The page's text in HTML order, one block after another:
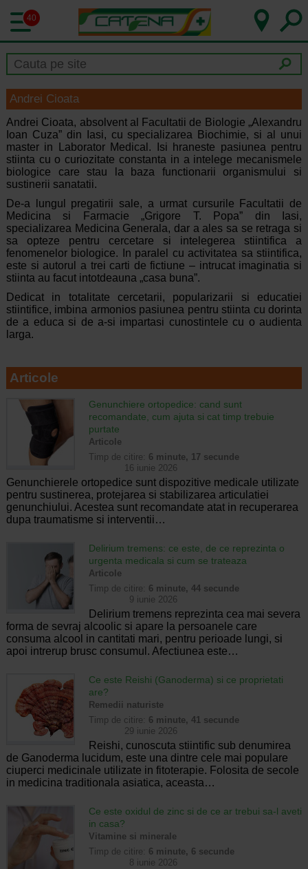
40
Andrei Cioata
Andrei Cioata, absolvent al Facultatii de Biologie „Alexandru
Ioan Cuza” din Iasi, cu specializarea Biochimie, si al unui
master in Laborator Medical. Isi hraneste pasiunea pentru
stiinta cu o curiozitate constanta in a intelege mecanismele
biologice care stau la baza functionarii organismului si
sustinerii sanatatii.
De-a lungul pregatirii sale, a urmat cursurile Facultatii de
Medicina si Farmacie „Grigore T. Popa” din Iasi,
specializarea Medicina Generala, dar a ales sa se retraga si
sa opteze pentru cercetare si intelegerea stiintifica a
fenomenelor biologice. In paralel cu activitatea sa stiintifica,
este si autorul a trei carti de fictiune – intrucat imaginatia si
stiinta au facut intotdeauna „casa buna”.
Dedicat in totalitate cercetarii, popularizarii si educatiei
stiintifice, imbina armonios pasiunea pentru stiinta cu dorinta
de a educa si de a-si impartasi cunostintele cu o audienta
larga.
Articole
Genunchiere ortopedice: cand sunt
recomandate, cum ajuta si cat timp trebuie
purtate
Articole
Timp de citire: 6 minute, 17 secunde
16 iunie 2026
Genunchierele ortopedice sunt dispozitive medicale utilizate
pentru sustinerea, protejarea si stabilizarea articulatiei
genunchiului. Acestea sunt recomandate atat in recuperarea
dupa traumatisme si interventii…
Delirium tremens: ce este, de ce reprezinta o
urgenta medicala si cum se trateaza
Articole
Timp de citire: 6 minute, 44 secunde
9 iunie 2026
Delirium tremens reprezinta cea mai severa
forma de sevraj alcoolic si apare la persoanele care
consuma alcool in cantitati mari, pentru perioade lungi, si
apoi intrerup brusc consumul. Afectiunea este…
Ce este Reishi (Ganoderma) si ce proprietati
are?
Remedii naturiste
Timp de citire: 6 minute, 41 secunde
29 iunie 2026
Reishi, cunoscuta stiintific sub denumirea
de Ganoderma lucidum, este una dintre cele mai populare
ciuperci medicinale utilizate in fitoterapie. Folosita de secole
in medicina traditionala asiatica, aceasta…
Ce este oxidul de zinc si de ce ar trebui sa-l aveti
in casa?
Vitamine si minerale
Timp de citire: 6 minute, 6 secunde
8 iunie 2026